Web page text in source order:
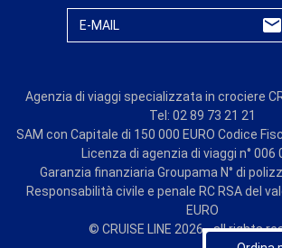
E-MAIL
Agenzia di viaggi specializzata in crociere
Tel: 02 89 73 21 21
SAM con Capitale di 150 000 EURO Codice
Licenza di agenzia di viaggi n° 006
Garanzia finanziaria Groupama N° di
Responsabilità civile e penale RC RSA del
EURO
© CRUISE LINE 2026 - all rights